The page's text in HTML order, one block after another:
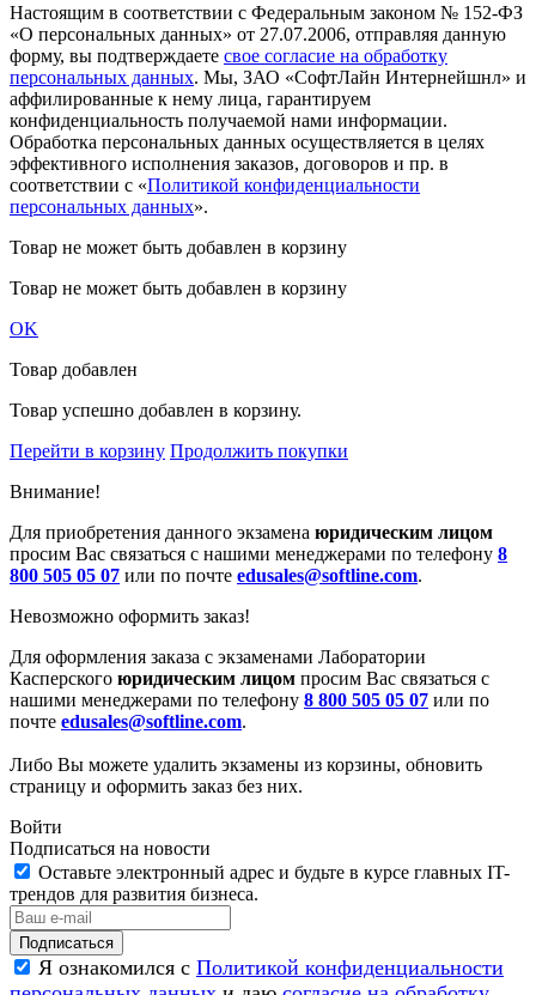
Настоящим в соответствии с Федеральным законом № 152-ФЗ
«О персональных данных» от 27.07.2006, отправляя данную
форму, вы подтверждаете свое согласие на обработку
персональных данных. Мы, ЗАО «СофтЛайн Интернейшнл» и
аффилированные к нему лица, гарантируем
конфиденциальность получаемой нами информации.
Обработка персональных данных осуществляется в целях
эффективного исполнения заказов, договоров и пр. в
соответствии с «Политикой конфиденциальности
персональных данных».
Товар не может быть добавлен в корзину
Товар не может быть добавлен в корзину
OK
Товар добавлен
Товар успешно добавлен в корзину.
Перейти в корзину Продолжить покупки
Внимание!
Для приобретения данного экзамена юридическим лицом
просим Вас связаться с нашими менеджерами по телефону 8
800 505 05 07 или по почте edusales@softline.com.
Невозможно оформить заказ!
Для оформления заказа с экзаменами Лаборатории
Касперского юридическим лицом просим Вас связаться с
нашими менеджерами по телефону 8 800 505 05 07 или по
почте edusales@softline.com.
Либо Вы можете удалить экзамены из корзины, обновить
страницу и оформить заказ без них.
Войти
Подписаться на новости
Оставьте электронный адрес и будьте в курсе главных IT-
трендов для развития бизнеса.
Я ознакомился с Политикой конфиденциальности